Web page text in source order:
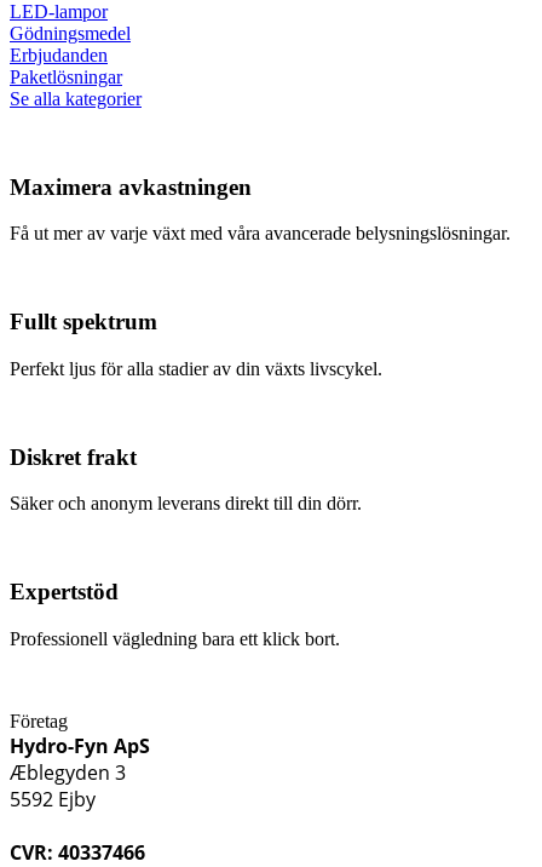
LED-lampor
Gödningsmedel
Erbjudanden
Paketlösningar
Se alla kategorier
Maximera avkastningen
Få ut mer av varje växt med våra avancerade belysningslösningar.
Fullt spektrum
Perfekt ljus för alla stadier av din växts livscykel.
Diskret frakt
Säker och anonym leverans direkt till din dörr.
Expertstöd
Professionell vägledning bara ett klick bort.
Företag
Hydro-Fyn ApS
Æblegyden 3
5592 Ejby
CVR: 40337466